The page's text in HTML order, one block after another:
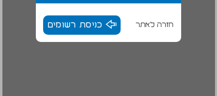
חזרה לאתר כניסת רשומים